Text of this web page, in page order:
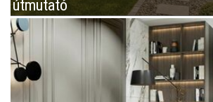
útmutató